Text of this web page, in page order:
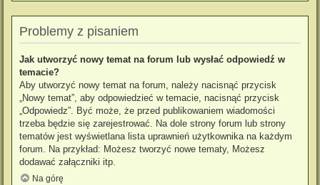
Problemy z pisaniem
Jak utworzyć nowy temat na forum lub wysłać odpowiedź w
temacie?
Aby utworzyć nowy temat na forum, należy nacisnąć przycisk
„Nowy temat”, aby odpowiedzieć w temacie, nacisnąć przycisk
„Odpowiedz”. Być może, że przed publikowaniem wiadomości
trzeba będzie się zarejestrować. Na dole strony forum lub strony
tematów jest wyświetlana lista uprawnień użytkownika na każdym
forum. Na przykład: Możesz tworzyć nowe tematy, Możesz
dodawać załączniki itp.
Na górę